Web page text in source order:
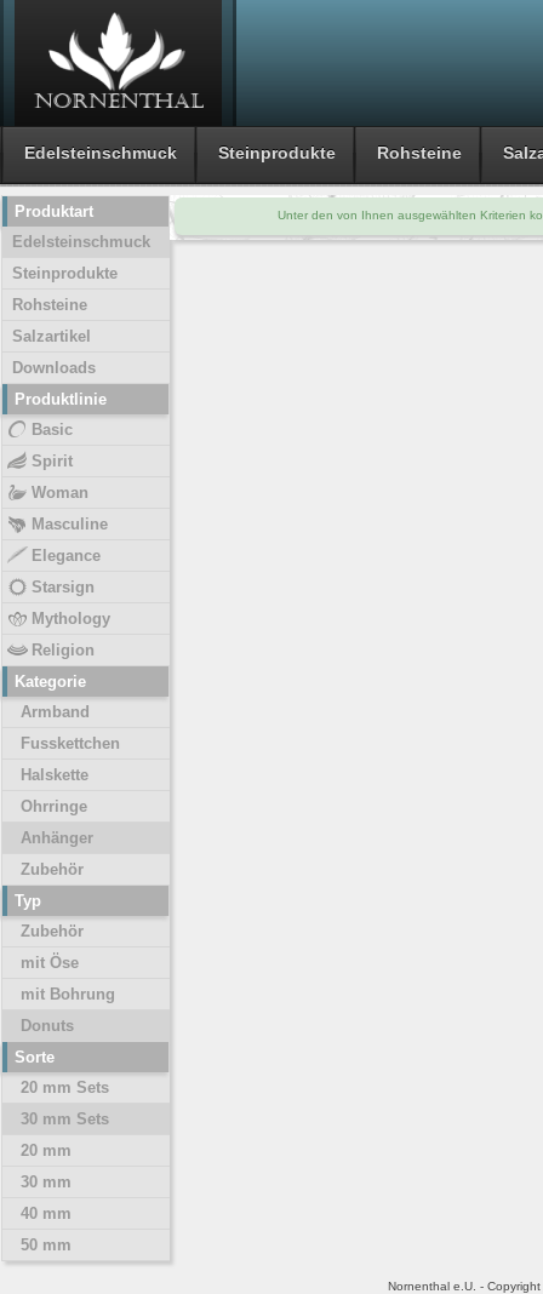
Edelsteinschmuck Steinprodukte Rohsteine
Unter den von Ihnen ausgewählten Kriterien
Produktart
Edelsteinschmuck
Steinprodukte
Rohsteine
Salzartikel
Downloads
Produktlinie
Basic
Spirit
Woman
Masculine
Elegance
Starsign
Mythology
Religion
Kategorie
Armband
Fusskettchen
Halskette
Ohrringe
Anhänger
Zubehör
Typ
Zubehör
mit Öse
mit Bohrung
Donuts
Sorte
20 mm Sets
30 mm Sets
20 mm
30 mm
40 mm
50 mm
Nornenthal e.U. -